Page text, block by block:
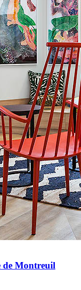
de Montreuil